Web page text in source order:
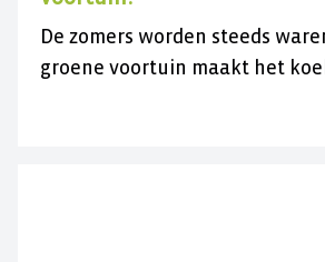
De zomers worden steeds
groene voortuin maakt het